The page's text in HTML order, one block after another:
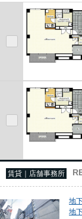
尚、弊社ではおとり広
賃貸｜店舗事務所
地
地